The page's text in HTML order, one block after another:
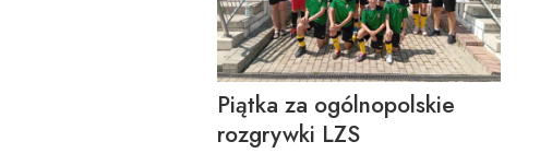
Piątka za ogólnopolskie
rozgrywki LZS